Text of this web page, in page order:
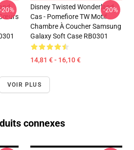
-20%
Disney Twisted Wonderland
Cas - Pomefiore TW Motif
Chambre À Coucher Samsung
Galaxy Soft Case RB0301
14,81 € - 16,10 €
-20%
VOIR PLUS
connexes